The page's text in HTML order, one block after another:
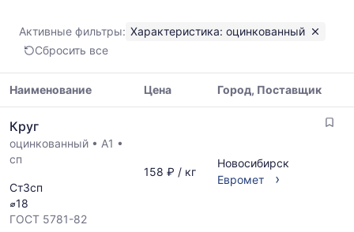
Показаны
минимальная,
медианная
и
максимальная
данным
прайс-
листов
поставщиков
за
последний
Активные фильтры: Характеристика: оцинкованный
Сбросить все
цен
на
металлопрокат
указанием
ГОСТ,
размеров
Наименование Цена Город, Поставщик
Круг
оцинкованный • А1 •
сп
Ст3сп
⌀18
ГОСТ 5781-82
158 ₽ / кг
Новосибирск
Евромет
›